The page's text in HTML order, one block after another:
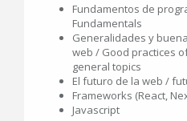
Fundamentos de
Fundamentals
Generalidades y
web / Good practices
general topics
El futuro de la web /
Frameworks (React,
Javascript